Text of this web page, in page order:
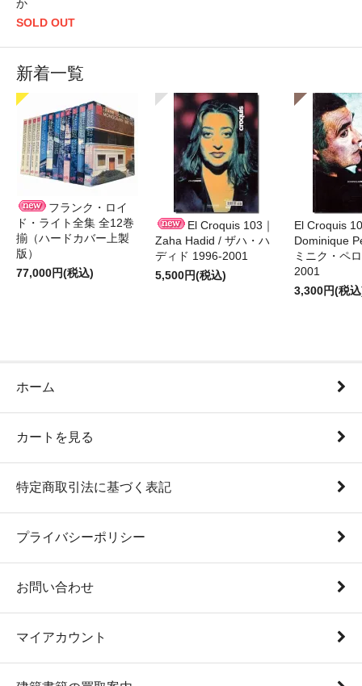
か
SOLD OUT
新着一覧
フランク・ロイ
ド・ライト全集 全12巻
揃（ハードカバー上製
版）
77,000円(税込)
El Croquis 103｜
Zaha Hadid / ザハ・ハ
ディド 1996-2001
5,500円(税込)
El Croquis
Dominique
ミニク・ペ
2001
3,300円(税
ホーム
カートを見る
特定商取引法に基づく表記
プライバシーポリシー
お問い合わせ
マイアカウント